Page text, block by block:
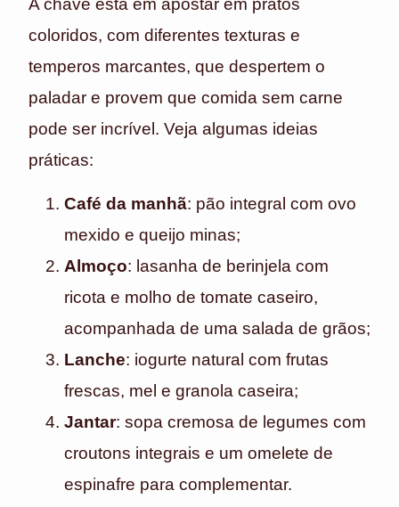
A chave está em apostar em pratos
coloridos, com diferentes texturas e
temperos marcantes, que despertem o
paladar e provem que comida sem carne
pode ser incrível. Veja algumas ideias
práticas:
Café da manhã: pão integral com ovo
mexido e queijo minas;
Almoço: lasanha de berinjela com
ricota e molho de tomate caseiro,
acompanhada de uma salada de grãos;
Lanche: iogurte natural com frutas
frescas, mel e granola caseira;
Jantar: sopa cremosa de legumes com
croutons integrais e um omelete de
espinafre para complementar.